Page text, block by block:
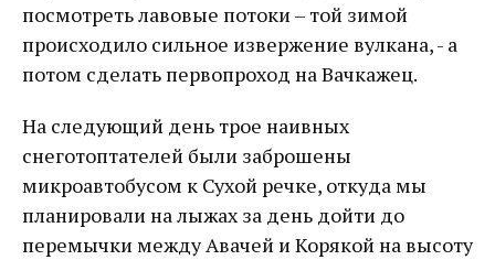
посмотреть лавовые потоки – той зимой
происходило сильное извержение вулкана, - а
потом сделать первопроход на Вачкажец.
На следующий день трое наивных
снеготоптателей были заброшены
микроавтобусом к Сухой речке, откуда мы
планировали на лыжах за день дойти до
перемычки между Авачей и Корякой на высоту